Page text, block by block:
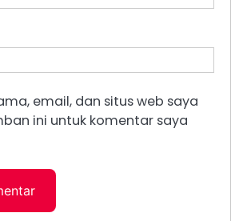
email, dan situs web saya
ini untuk komentar saya